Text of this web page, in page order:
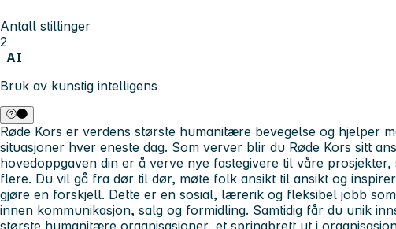
Antall stillinger
2
AI
Bruk av kunstig intelligens
Røde Kors er verdens største humanitære bevegelse og hjelper
situasjoner hver eneste dag. Som verver blir du Røde Kors sitt
hovedoppgaven din er å verve nye fastegivere til våre
flere. Du vil gå fra dør til dør, møte folk ansikt til ansikt og
gjøre en forskjell. Dette er en sosial, lærerik og fleksibel jobb
innen kommunikasjon, salg og formidling. Samtidig får du unik